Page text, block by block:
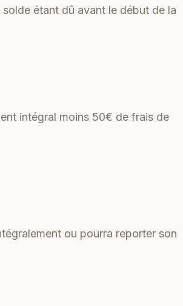
étant dû avant le début de la
intégral moins 50€ de frais de
ou pourra reporter son